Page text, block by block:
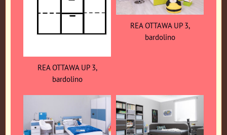
REA OTTAWA UP 3,
bardolino
REA OTTAWA UP 3,
bardolino